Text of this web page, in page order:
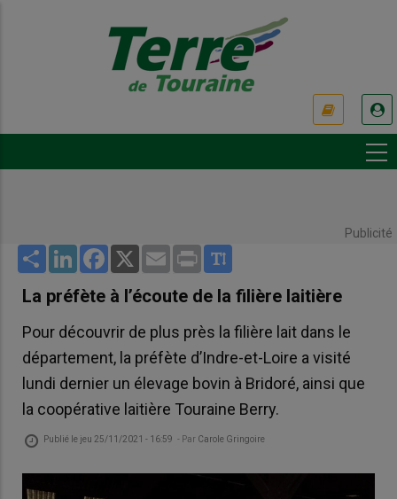
Publicité
Share LinkedInFacebook
X Email Print
La préfète à l’écoute de la filière laitière
Pour découvrir de plus près la filière lait dans le
département, la préfète d’Indre-et-Loire a visité
lundi dernier un élevage bovin à Bridoré, ainsi que
la coopérative laitière Touraine Berry.
Publié le jeu 25/11/2021 - 16:59 - Par Carole Gringoire